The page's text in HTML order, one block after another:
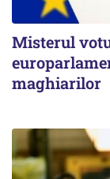
Misterul
maghiarilor